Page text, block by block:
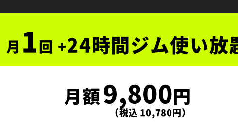
月 1回 +24時間ジム使い放
月額9,800円
（税込 10,780円）